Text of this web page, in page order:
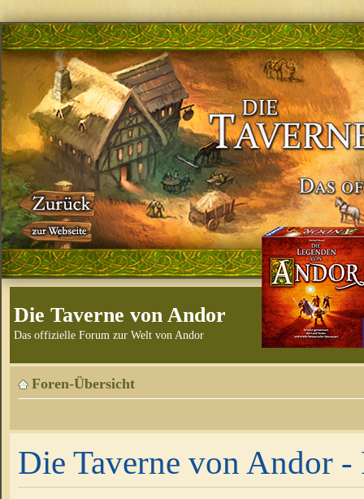
Die Taverne von Andor
Das offizielle Forum zur Welt von Andor
Foren-Übersicht
Die Taverne von Andor -